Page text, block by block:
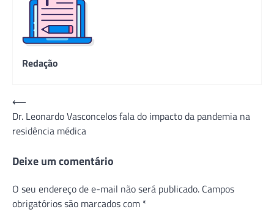
Redação
Navegação
de
Post
⟵
Dr. Leonardo Vasconcelos fala do impacto da pandemia na
residência médica
Deixe um comentário
O seu endereço de e-mail não será publicado. Campos
obrigatórios são marcados com *